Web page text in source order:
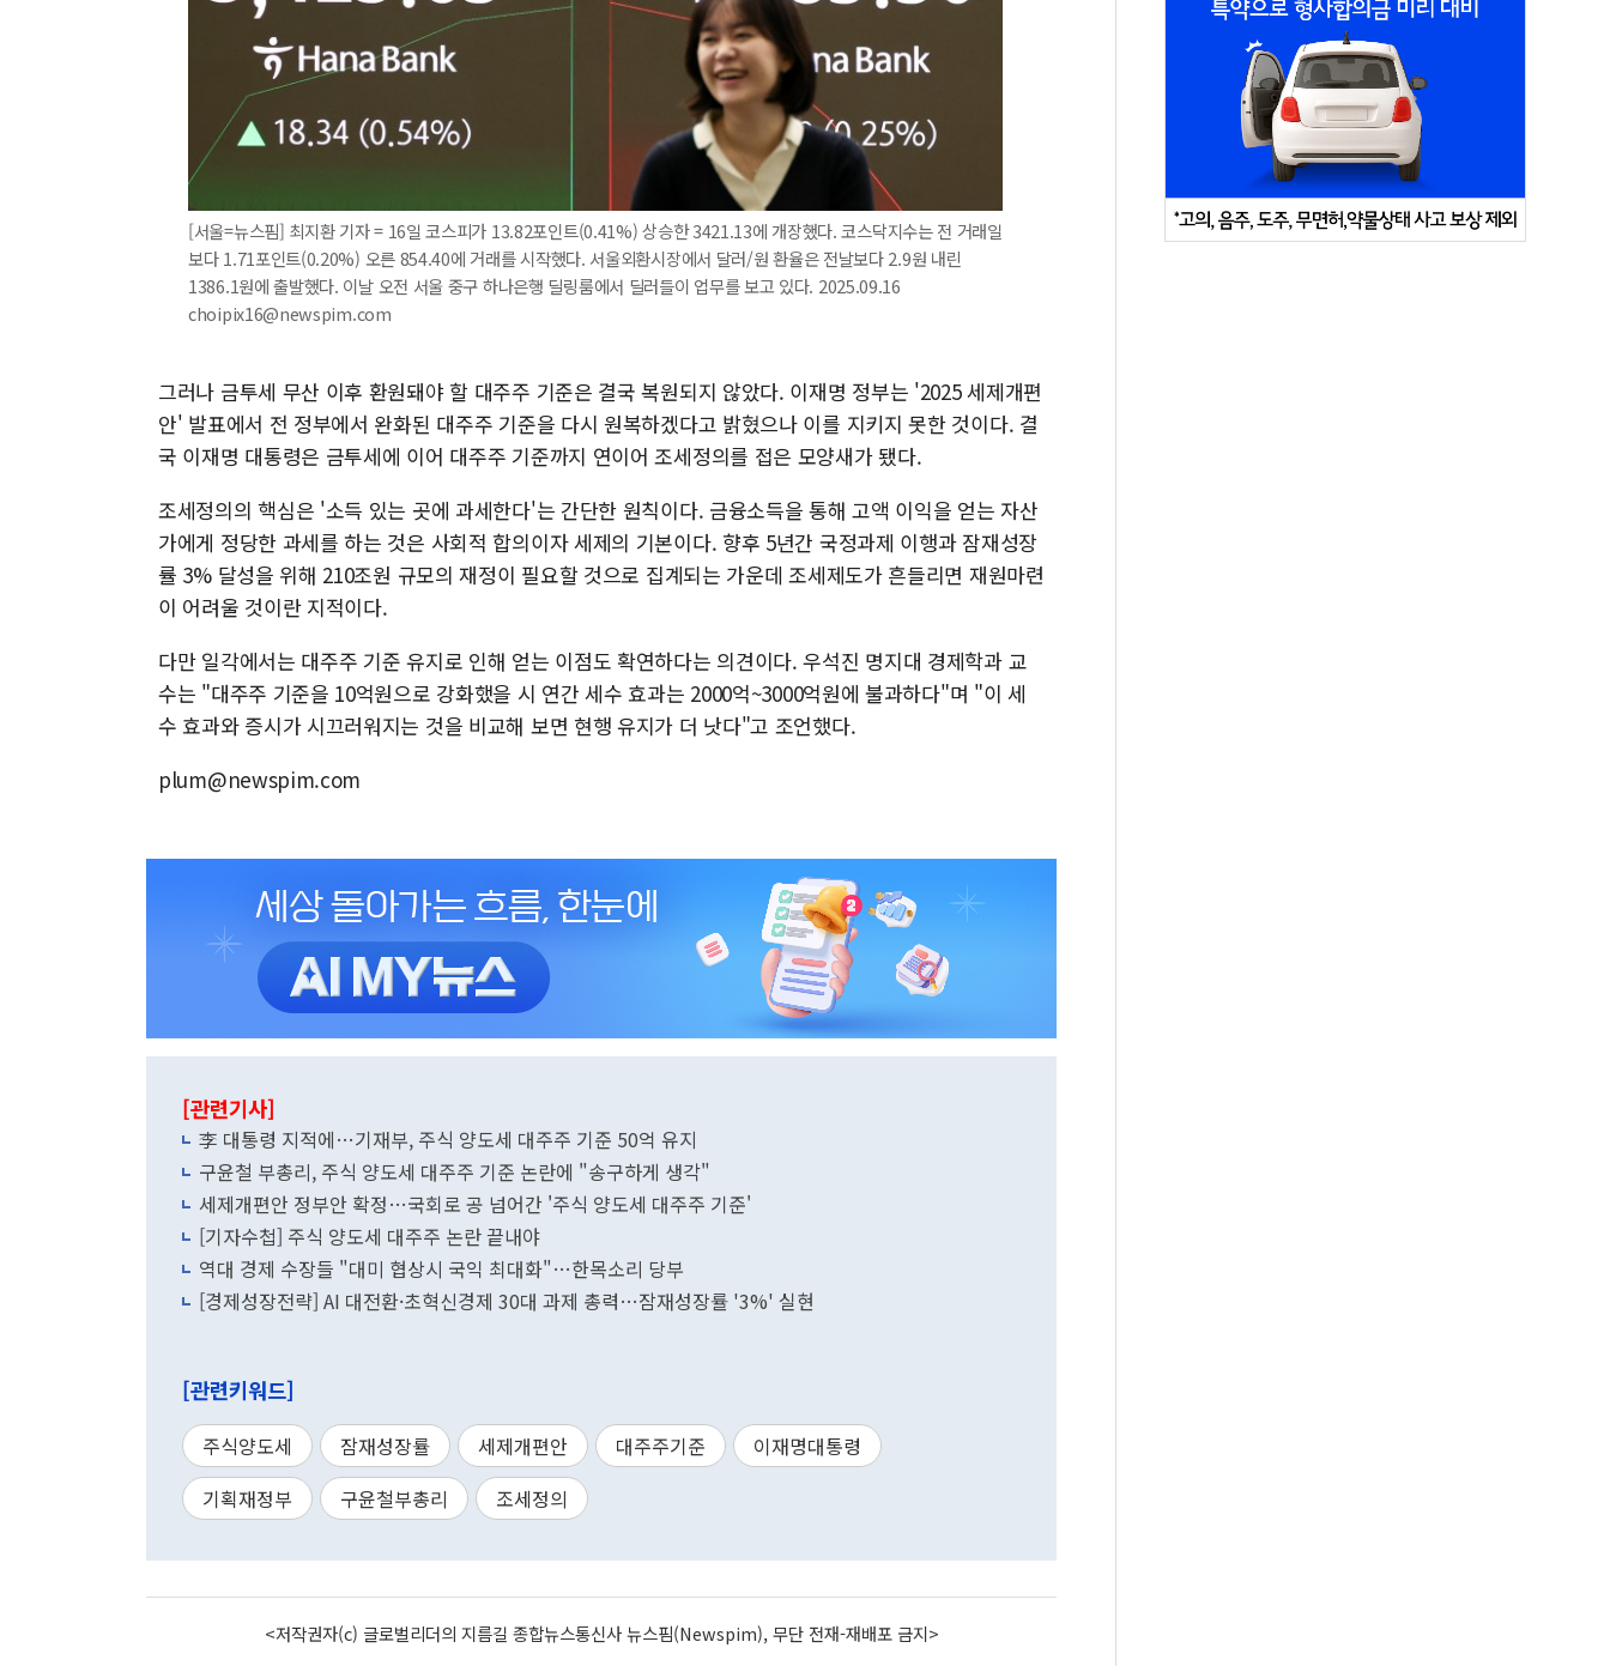
[서울=뉴스핌] 최지환 기자 = 16일 코스피가 13.82포인트(0.41%) 상승한 3421.13에 개장했다. 코스닥지수는 전 거래일
보다 1.71포인트(0.20%) 오른 854.40에 거래를 시작했다. 서울외환시장에서 달러/원 환율은 전날보다 2.9원 내린
1386.1원에 출발했다. 이날 오전 서울 중구 하나은행 딜링룸에서 딜러들이 업무를 보고 있다. 2025.09.16
choipix16@newspim.com
그러나 금투세 무산 이후 환원돼야 할 대주주 기준은 결국 복원되지 않았다. 이재명 정부는 '2025 세제개편
안' 발표에서 전 정부에서 완화된 대주주 기준을 다시 원복하겠다고 밝혔으나 이를 지키지 못한 것이다. 결
국 이재명 대통령은 금투세에 이어 대주주 기준까지 연이어 조세정의를 접은 모양새가 됐다.
조세정의의 핵심은 '소득 있는 곳에 과세한다'는 간단한 원칙이다. 금융소득을 통해 고액 이익을 얻는 자산
가에게 정당한 과세를 하는 것은 사회적 합의이자 세제의 기본이다. 향후 5년간 국정과제 이행과 잠재성장
률 3% 달성을 위해 210조원 규모의 재정이 필요할 것으로 집계되는 가운데 조세제도가 흔들리면 재원마련
이 어려울 것이란 지적이다.
다만 일각에서는 대주주 기준 유지로 인해 얻는 이점도 확연하다는 의견이다. 우석진 명지대 경제학과 교
수는 "대주주 기준을 10억원으로 강화했을 시 연간 세수 효과는 2000억~3000억원에 불과하다"며 "이 세
수 효과와 증시가 시끄러워지는 것을 비교해 보면 현행 유지가 더 낫다"고 조언했다.
plum@newspim.com
[관련기사]
李 대통령 지적에…기재부, 주식 양도세 대주주 기준 50억 유지
구윤철 부총리, 주식 양도세 대주주 기준 논란에 "송구하게 생각"
세제개편안 정부안 확정…국회로 공 넘어간 '주식 양도세 대주주 기준'
[기자수첩] 주식 양도세 대주주 논란 끝내야
역대 경제 수장들 "대미 협상시 국익 최대화"…한목소리 당부
[경제성장전략] AI 대전환·초혁신경제 30대 과제 총력…잠재성장률 '3%' 실현
[관련키워드]
주식양도세 잠재성장률 세제개편안 대주주기준
이재명대통령
기획재정부
구윤철부총리 조세정의
<저작권자(c) 글로벌리더의 지름길 종합뉴스통신사 뉴스핌(Newspim), 무단 전재-재배포 금지>